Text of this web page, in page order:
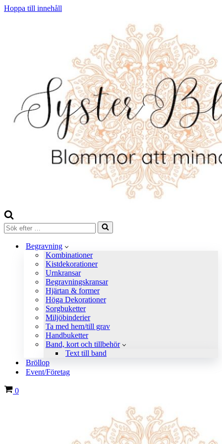
Hoppa till innehåll
Sök
efter
Begravning
Kombinationer
Kistdekorationer
Urnkransar
Begravningskransar
Hjärtan & former
Höga Dekorationer
Sorgbuketter
Miljöbinderier
Ta med hem/till grav
Handbuketter
Band, kort och tillbehör
Text till band
Bröllop
Event/Företag
Varukorg
0